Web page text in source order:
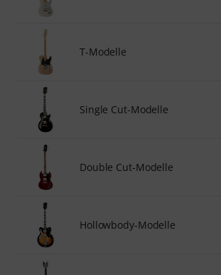
T-Modelle
Single Cut-Modelle
Double Cut-Modelle
Hollowbody-Modelle